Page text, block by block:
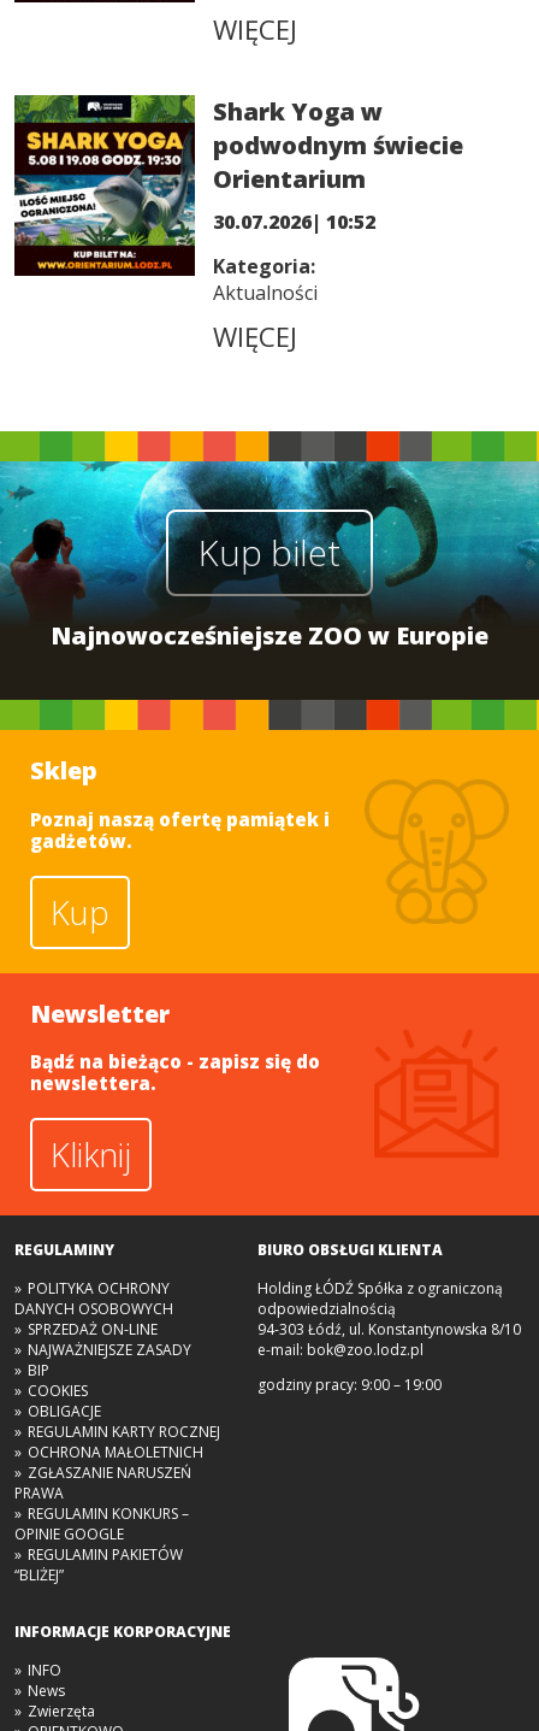
WIĘCEJ
Shark Yoga w
podwodnym świecie
Orientarium
30.07.2026| 10:52
Kategoria:
Aktualności
WIĘCEJ
Najnowocześniejsze ZOO w Europie
Kup bilet
Sklep
Poznaj naszą ofertę pamiątek i
gadżetów.
Kup
Newsletter
Bądź na bieżąco - zapisz się do
newslettera.
Kliknij
REGULAMINY
POLITYKA OCHRONY
DANYCH OSOBOWYCH
SPRZEDAŻ ON-LINE
NAJWAŻNIEJSZE ZASADY
BIP
COOKIES
OBLIGACJE
REGULAMIN KARTY ROCZNEJ
OCHRONA MAŁOLETNICH
ZGŁASZANIE NARUSZEŃ
PRAWA
REGULAMIN KONKURS –
OPINIE GOOGLE
REGULAMIN PAKIETÓW
“BLIŻEJ”
INFORMACJE KORPORACYJNE
INFO
News
Zwierzęta
BIURO OBSŁUGI KLIENTA
Holding ŁÓDŹ Spółka z ograniczoną
odpowiedzialnością
94-303 Łódź, ul. Konstantynowska 8/10
e-mail: bok@zoo.lodz.pl
godziny pracy: 9:00 – 19:00